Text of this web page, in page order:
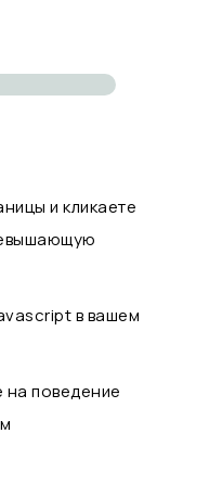
и кликаете
в вашем
поведение